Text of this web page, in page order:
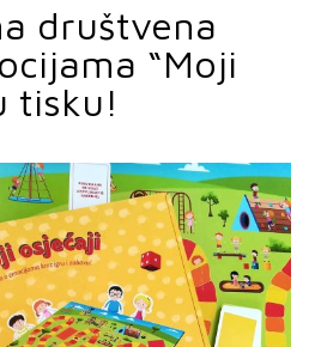
društvena
“Moji
tisku!